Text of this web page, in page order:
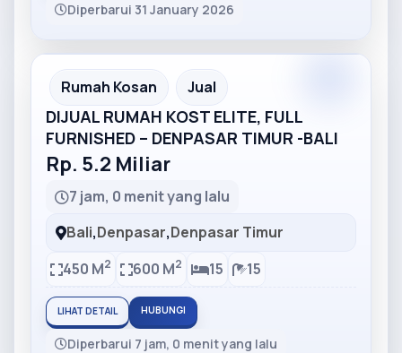
Diperbarui 31 January 2026
Partner Ad
Rumah Kosan Jual
DIJUAL RUMAH KOST ELITE, FULL
FURNISHED – DENPASAR TIMUR -BALI
Rp. 5.2 Miliar
7 jam, 0 menit yang lalu
Bali,Denpasar,Denpasar Timur
450 M2 600 M2 15 15
LIHAT DETAIL HUBUNGI
Diperbarui 7 jam, 0 menit yang lalu